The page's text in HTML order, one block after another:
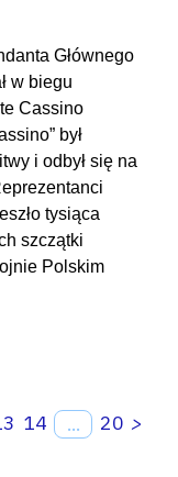
Głównego
w biegu
Cassino
był
i odbył się na
tysiąca
szczątki
Polskim
14 ... 20 >